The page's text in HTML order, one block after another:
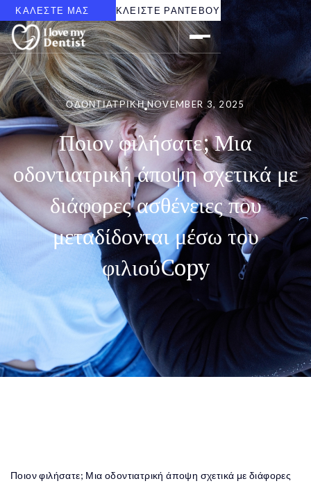
ΚΑΛΕΣΤΕ ΜΑΣ ΚΛΕΙΣΤΕ ΡΑΝΤΕΒΟΥ
ΟΔΟΝΤΙΑΤΡΙΚΉ NOVEMBER 3, 2025
Ποιον φιλήσατε; Μια
οδοντιατρική άποψη σχετικά με
διάφορες ασθένειες που
μεταδίδονται μέσω του
φιλιούCopy
Ποιον φιλήσατε; Μια οδοντιατρική άποψη σχετικά με διάφορες